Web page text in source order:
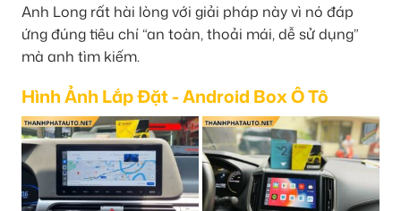
Anh Long rất hài lòng với giải pháp này vì nó đáp
ứng đúng tiêu chí “an toàn, thoải mái, dễ sử dụng”
mà anh tìm kiếm.
Hình Ảnh Lắp Đặt - Android Box Ô Tô